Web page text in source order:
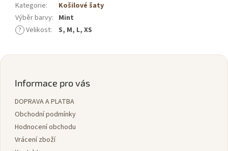
Kategorie:
Košilové šaty
Výběr barvy: Mint
? Velikost: S, M, L, XS
Z
Informace pro vás
DOPRAVA A PLATBA
Obchodní podmínky
Hodnocení obchodu
Vrácení zboží